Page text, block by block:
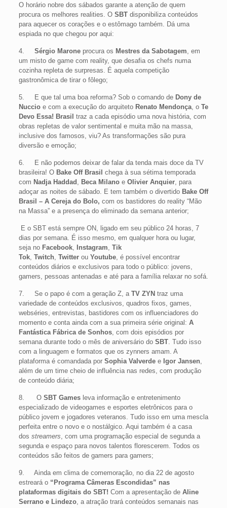
O horário nobre dos sábados garante a atenção de quem
procura os melhores realities. O SBTdisponibiliza conteúdos
para aquecer os corações e o estômago também. Dá uma
espiada no que chegou por aqui:
4. Sérgio Maroneprocura os Mestres da Sabotagem, em
um misto de game com reality, que desafia os chefs numa
cozinha repleta de surpresas. É aquela competição
gastronômica de tirar o fôlego;
5. E que tal uma boa reforma? Sob o comando de Dony de
Nuccioe com a execução do arquiteto Renato Mendonça, o Te
Devo Essa! Brasil traz a cada episódio uma nova história, com
obras repletas de valor sentimental e muita mão na massa,
inclusive dos famosos, viu? As transformações são pura
diversão e emoção;
6. E não podemos deixar de falar da tenda mais doce da TV
brasileira! O Bake Off Brasil chega à sua sétima temporada
com Nadja Haddad , Beca Milanoe Olivier Anquier, para
adoçar as noites de sábado. E tem também o divertido Bake Off
Brasil – A Cereja do Bolo, com os bastidores do reality “Mão
na Massa” e a presença do eliminado da semana anterior;
E o SBT está sempre ON, ligado em seu público 24 horas, 7
dias por semana. É isso mesmo, em qualquer hora ou lugar,
seja no Facebook, Instagram, Tik
Tok, Twitch, Twitterou Youtube, é possível encontrar
conteúdos diários e exclusivos para todo o público: jovens,
gamers, pessoas antenadas e até para a família relaxar no sofá.
7. Se o papo é com a geração Z, a TV ZYN traz uma
variedade de conteúdos exclusivos, quadros fixos, games,
webséries, entrevistas, bastidores com os influenciadores do
momento e conta ainda com a sua primeira série original: A
Fantástica Fábrica de Sonhos, com dois episódios por
semana durante todo o mês de aniversário do SBT. Tudo isso
com a linguagem e formatos que os zynners amam. A
plataforma é comandada por Sophia Valverdee Igor Jansen,
além de um time cheio de influência nas redes, com produção
de conteúdo diária;
8. O SBT Gamesleva informação e entretenimento
especializado de videogames e esportes eletrônicos para o
público jovem e jogadores veteranos. Tudo isso em uma mescla
perfeita entre o novo e o nostálgico. Aqui também é a casa
dos streamers, com uma programação especial de segunda a
segunda e espaço para novos talentos florescerem. Todos os
conteúdos são feitos de gamers para gamers;
9. Ainda em clima de comemoração, no dia 22 de agosto
estreará o “Programa Câmeras Escondidas” nas
plataformas digitais do SBT! Com a apresentação de Aline
Serrano e Lindezo, a atração trará conteúdos semanais nas